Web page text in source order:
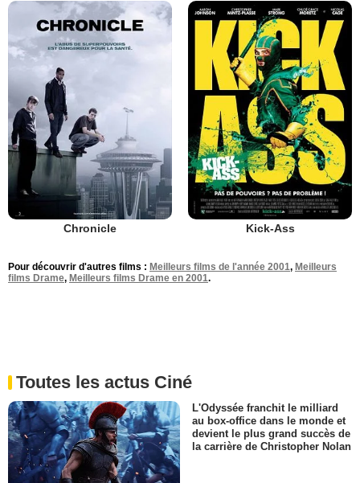
Chronicle Kick-Ass
Pour découvrir d'autres films : Meilleurs films de l'année 2001, Meilleurs
films Drame, Meilleurs films Drame en 2001.
Toutes les actus Ciné
L'Odyssée franchit le milliard
au box-office dans le monde et
devient le plus grand succès de
la carrière de Christopher Nolan